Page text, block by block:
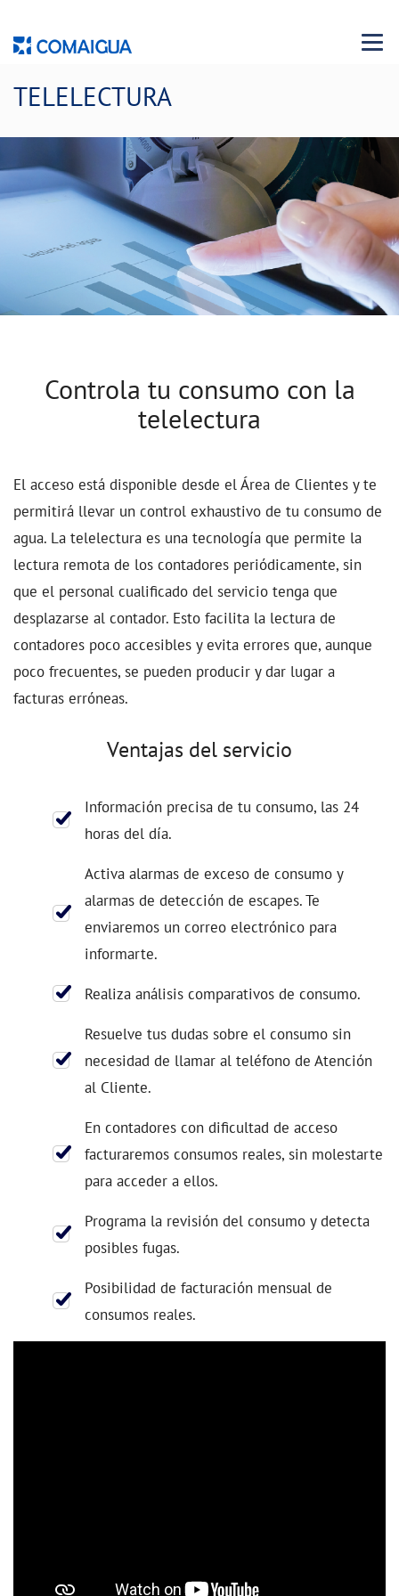
Menu
TELELECTURA
Controla tu consumo con la
telelectura
El acceso está disponible desde el Área de Clientes y te
permitirá llevar un control exhaustivo de tu consumo de
agua. La telelectura es una tecnología que permite la
lectura remota de los contadores periódicamente, sin
que el personal cualificado del servicio tenga que
desplazarse al contador. Esto facilita la lectura de
contadores poco accesibles y evita errores que, aunque
poco frecuentes, se pueden producir y dar lugar a
facturas erróneas.
Ventajas del servicio
Información precisa de tu consumo, las 24
horas del día.
Activa alarmas de exceso de consumo y
alarmas de detección de escapes. Te
enviaremos un correo electrónico para
informarte.
Realiza análisis comparativos de consumo.
Resuelve tus dudas sobre el consumo sin
necesidad de llamar al teléfono de Atención
al Cliente.
En contadores con dificultad de acceso
facturaremos consumos reales, sin molestarte
para acceder a ellos.
Programa la revisión del consumo y detecta
posibles fugas.
Posibilidad de facturación mensual de
consumos reales.